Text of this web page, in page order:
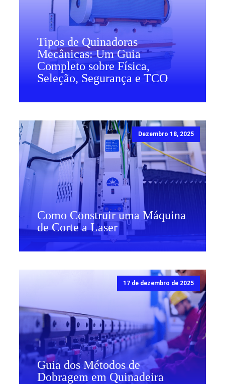
Tipos de Quinadoras
Mecânicas: Um Guia
Completo sobre Física,
Seleção, Segurança e TCO
Dezembro 18, 2025
Como Construir uma Máquina
de Corte a Laser
17 de dezembro de 2025
Guia dos Métodos de
Dobragem em Quinadeira